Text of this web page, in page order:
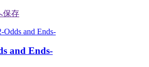
and Ends-